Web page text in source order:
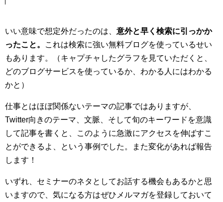
いい意味で想定外だったのは、 意外と早く検索に引っかか
ったこと。
これは検索に強い無料ブログを使っているせい
もあります。（キャプチャしたグラフを見ていただくと、
どのブログサービスを使っているか、わかる人にはわかる
かと）
仕事とはほぼ関係ないテーマの記事ではありますが、
Twitter向きのテーマ、文脈、そして旬のキーワードを意識
して記事を書くと、このように急激にアクセスを伸ばすこ
とができるよ、という事例でした。また変化があれば報告
します！
いずれ、セミナーのネタとしてお話する機会もあるかと思
いますので、気になる方はぜひメルマガを登録しておいて